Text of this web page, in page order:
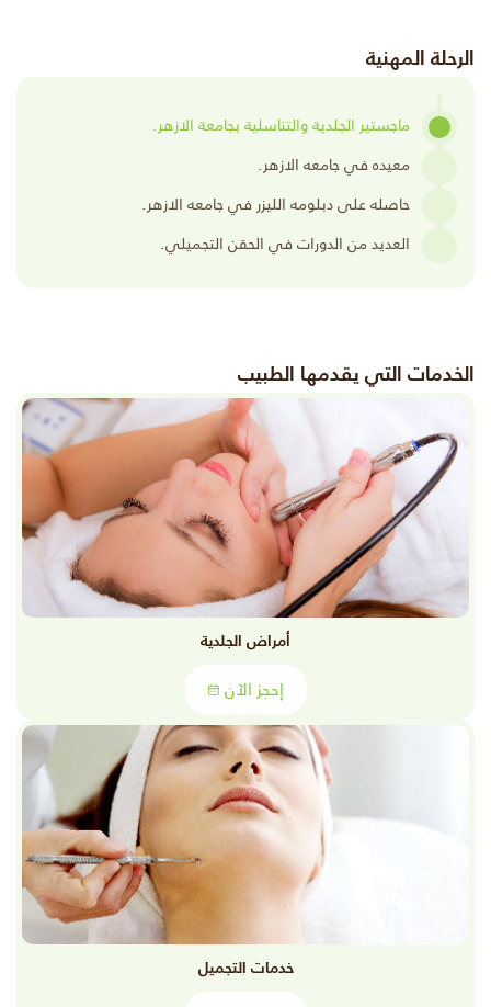
الرحلة المهنية
ماجستير الجلدية والتناسلية بجامعة الازهر.
معيده في جامعه الازهر.
حاصله على دبلومه الليزر في جامعه الازهر.
العديد من الدورات في الحقن التجميلي.
الخدمات التي يقدمها الطبيب
أمراض الجلدية
إحجز الآن
خدمات التجميل